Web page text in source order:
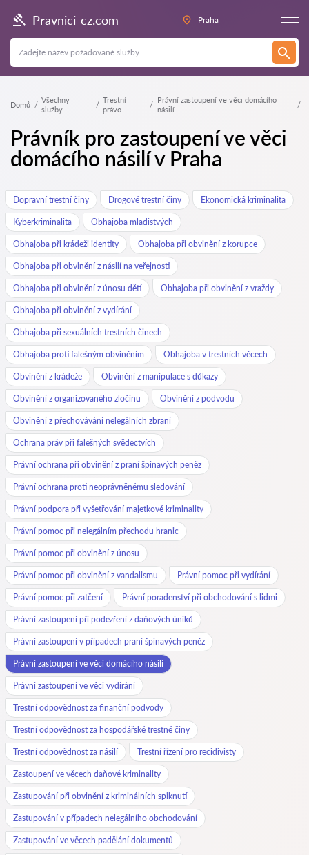
Pravnici-cz.com Praha
Domů
Všechny
služby
Trestní
právo
Právní zastoupení ve věci domácího
násilí
Právník pro zastoupení ve věci
domácího násilí v Praha
Dopravní trestní činy Drogové trestní činy Ekonomická kriminalita
Kyberkriminalita Obhajoba mladistvých
Obhajoba při krádeži identity Obhajoba při obvinění z korupce
Obhajoba při obvinění z násilí na veřejnosti
Obhajoba při obvinění z únosu dětí Obhajoba při obvinění z vraždy
Obhajoba při obvinění z vydírání
Obhajoba při sexuálních trestních činech
Obhajoba proti falešným obviněním Obhajoba v trestních věcech
Obvinění z krádeže Obvinění z manipulace s důkazy
Obvinění z organizovaného zločinu Obvinění z podvodu
Obvinění z přechovávání nelegálních zbraní
Ochrana práv při falešných svědectvích
Právní ochrana při obvinění z praní špinavých peněz
Právní ochrana proti neoprávněnému sledování
Právní podpora při vyšetřování majetkové kriminality
Právní pomoc při nelegálním přechodu hranic
Právní pomoc při obvinění z únosu
Právní pomoc při obvinění z vandalismu Právní pomoc při vydírání
Právní pomoc při zatčení Právní poradenství při obchodování s lidmi
Právní zastoupení při podezření z daňových úniků
Právní zastoupení v případech praní špinavých peněz
Právní zastoupení ve věci domácího násilí
Právní zastoupení ve věci vydírání
Trestní odpovědnost za finanční podvody
Trestní odpovědnost za hospodářské trestné činy
Trestní odpovědnost za násilí Trestní řízení pro recidivisty
Zastoupení ve věcech daňové kriminality
Zastupování při obvinění z kriminálních spiknutí
Zastupování v případech nelegálního obchodování
Zastupování ve věcech padělání dokumentů